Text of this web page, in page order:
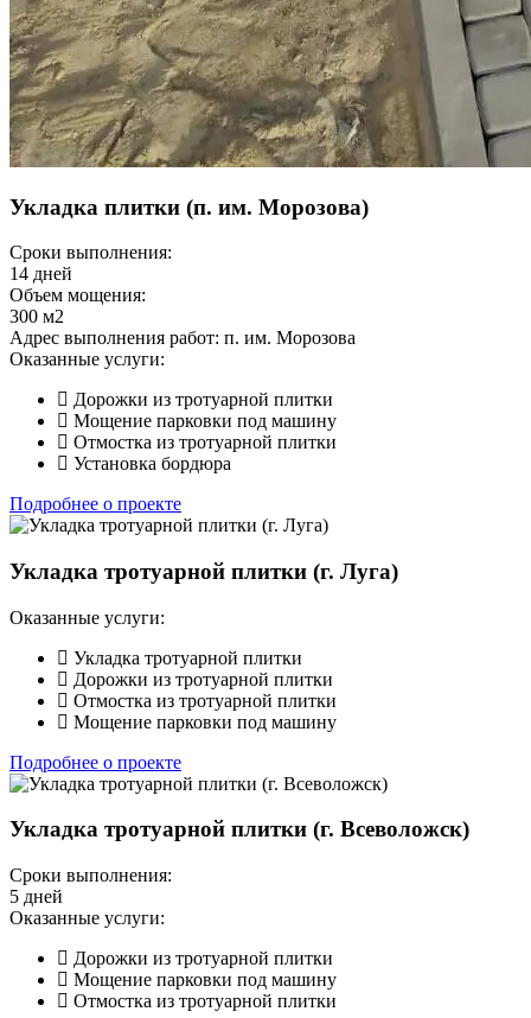
Укладка плитки (п. им. Морозова)
Сроки выполнения:
14 дней
Объем мощения:
300 м2
Адрес выполнения работ: п. им. Морозова
Оказанные услуги:
Дорожки из тротуарной плитки
Мощение парковки под машину
Отмостка из тротуарной плитки
Установка бордюра
Подробнее о проекте
Укладка тротуарной плитки (г. Луга)
Оказанные услуги:
Укладка тротуарной плитки
Дорожки из тротуарной плитки
Отмостка из тротуарной плитки
Мощение парковки под машину
Подробнее о проекте
Укладка тротуарной плитки (г. Всеволожск)
Сроки выполнения:
5 дней
Оказанные услуги:
Дорожки из тротуарной плитки
Мощение парковки под машину
Отмостка из тротуарной плитки